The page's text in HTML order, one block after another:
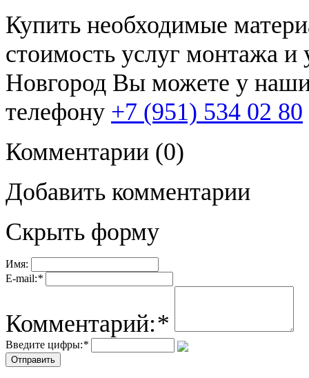
Купить необходимые
стоимость услуг монтажа
Новгород Вы можете у
телефону +7 (951) 534 02 80
Комментарии (0)
Добавить комментарии
Скрыть форму
Имя:
E-mail:*
Комментарий:*
Введите цифры:*